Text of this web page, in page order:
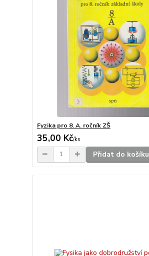
Fyzika pro 8. A. ročník ZŠ
35,00 Kč/ks
Přidat do košíku